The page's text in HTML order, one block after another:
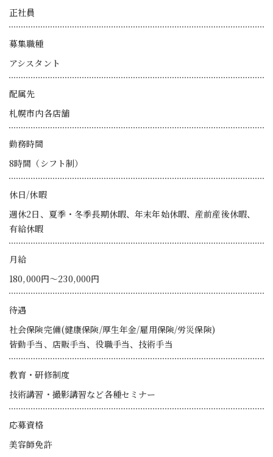
正社員
募集職種
アシスタント
配属先
札幌市内各店舗
勤務時間
8時間（シフト制）
休日/休暇
週休2日、夏季・冬季長期休暇、年末年始休暇、産前産後休暇、
有給休暇
月給
180,000円〜230,000円
待遇
社会保険完備(健康保険/厚生年金/雇用保険/労災保険)
皆勤手当、店販手当、役職手当、技術手当
教育・研修制度
技術講習・撮影講習など各種セミナー
応募資格
美容師免許